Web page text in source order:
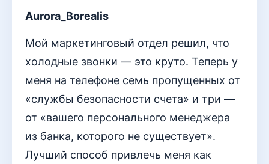
Aurora_Borealis
Мой маркетинговый отдел решил, что
холодные звонки — это круто. Теперь у
меня на телефоне семь пропущенных от
«службы безопасности счета» и три —
от «вашего персонального менеджера
из банка, которого не существует».
Лучший способ привлечь меня как